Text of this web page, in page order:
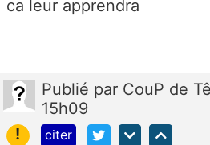
ca leur apprendra
Publié par CouP de
15h09
!
citer